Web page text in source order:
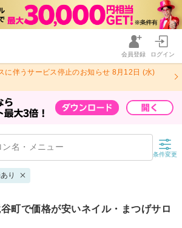
会員登録 ログイン
に伴うサービス停止のお知らせ 8月12日 (水)
条件変更
り
町で価格が安いネイル・まつげサロ